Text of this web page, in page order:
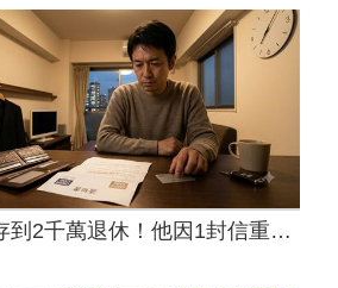
ETF存到2千萬退休！他因1封信重回職場